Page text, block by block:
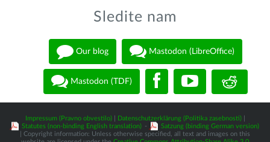
Sledite nam
Our blog Mastodon (LibreOffice)
Mastodon (TDF)
Impressum (Pravno obvestilo)| Datenschutzerklärung (Politika zasebnosti)|
Statutes (non-binding English translation) -
Satzung (binding German version)
| Copyright information: Unless otherwise specified, all text and images on this